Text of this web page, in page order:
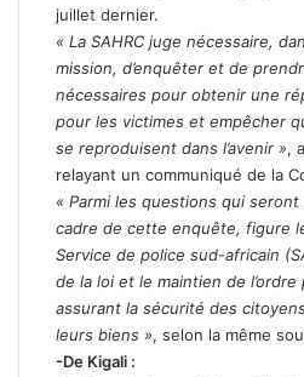
juillet dernier.
« La SAHRC juge nécessaire,
mission, d’enquêter et de
nécessaires pour obtenir une
pour les victimes et empêcher
se reproduisent dans l’avenir »,
relayant un communiqué de la
« Parmi les questions qui seront
cadre de cette enquête, figure
Service de police sud-africain
de la loi et le maintien de
assurant la sécurité des
leurs biens », selon la même
-De Kigali :